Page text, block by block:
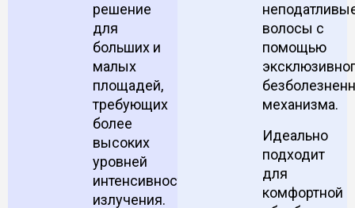
решение
для
больших и
малых
площадей,
требующих
более
высоких
уровней
интенсивности
излучения.
волосы с
помощью
механизма.
Идеально
подходит
для
комфортной